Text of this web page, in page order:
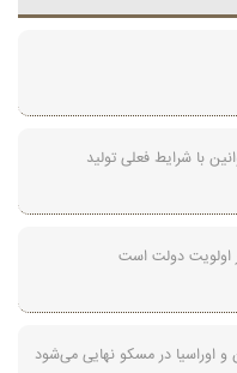
با شرایط فعلی تولید
اولویت دولت است
و اوراسیا در مسکو نهایی می‌شود